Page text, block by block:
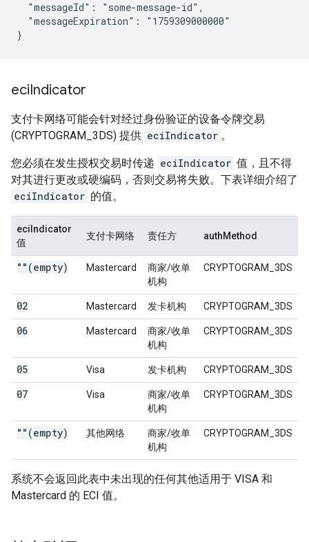
  "messageId": "some-message-id",
  "messageExpiration": "1759309000000"
}
eciIndicator
支付卡网络可能会针对经过身份验证的设备令牌交易
(CRYPTOGRAM_3DS) 提供 eciIndicator 。
您必须在发生授权交易时传递 eciIndicator 值，且不得
对其进行更改或硬编码，否则交易将失败。下表详细介绍了
eciIndicator 的值。
eciIndicator
值
支付卡网络 责任方 authMethod
""(empty) Mastercard
商家/收单
机构
CRYPTOGRAM_3DS
02 Mastercard 发卡机构 CRYPTOGRAM_3DS
06 Mastercard
商家/收单
机构
CRYPTOGRAM_3DS
05 Visa 发卡机构 CRYPTOGRAM_3DS
07 Visa
商家/收单
机构
CRYPTOGRAM_3DS
""(empty) 其他网络
商家/收单
机构
CRYPTOGRAM_3DS
系统不会返回此表中未出现的任何其他适用于 VISA 和
Mastercard 的 ECI 值。